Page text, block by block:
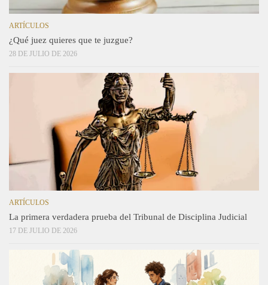
ARTÍCULOS
¿Qué juez quieres que te juzgue?
28 DE JULIO DE 2026
ARTÍCULOS
La primera verdadera prueba del Tribunal de Disciplina Judicial
17 DE JULIO DE 2026